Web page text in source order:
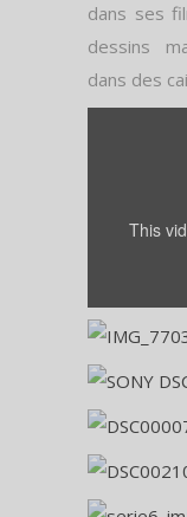
dans ses
dessins
dans des